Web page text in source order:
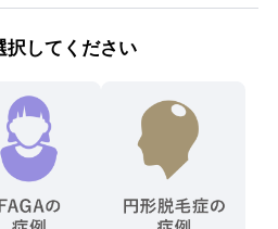
択してください